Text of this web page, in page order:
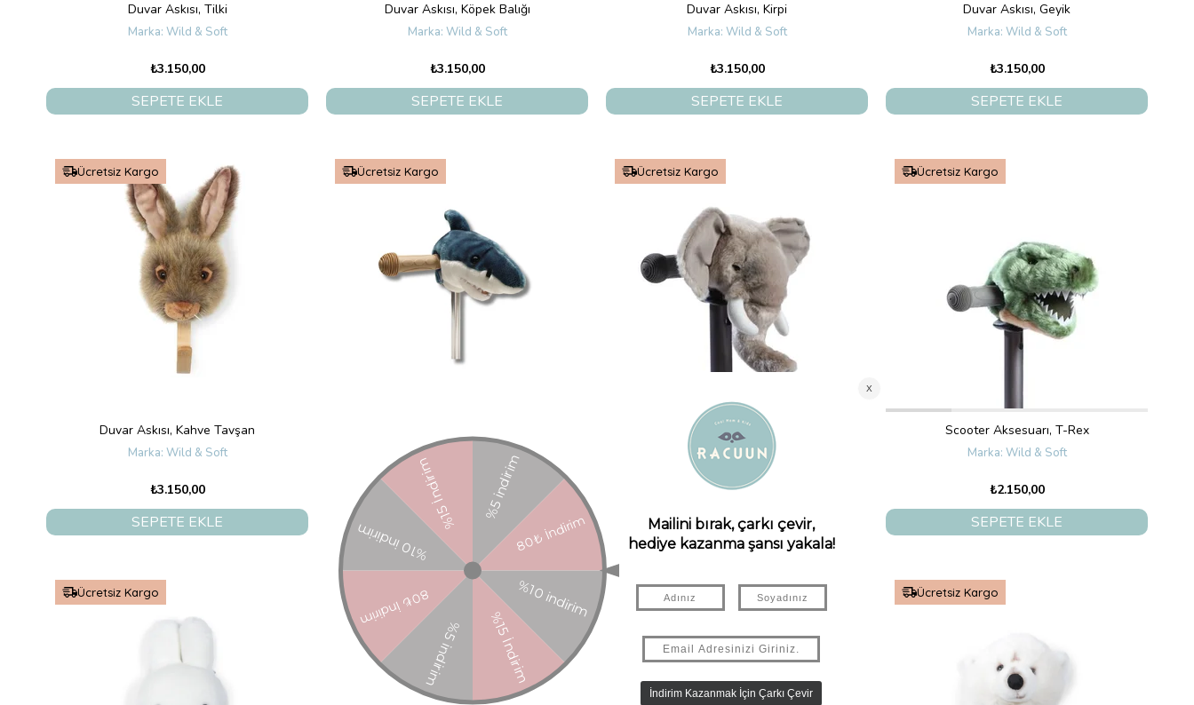
Duvar Askısı, Tilki
Wild & Soft
₺3.150,00
SEPETE EKLE
Duvar Askısı, Köpek Balığı
Wild & Soft
₺3.150,00
SEPETE EKLE
Duvar Askısı, Kirpi
Wild & Soft
₺3.150,00
SEPETE EKLE
Duvar Askısı, Geyik
Wild & Soft
₺3.150,00
SEPETE EKLE
Duvar Askısı, Kahve Tavşan
Wild & Soft
₺3.150,00
SEPETE EKLE
Ücretsiz Kargo
₺2.150,00
SEPETE EKLE
Ücretsiz Kargo
Scooter Aksesuarı, Fil
Wild & Soft
₺2.150,00
SEPETE EKLE
Ücretsiz Kargo
Scooter Aksesuarı, T-Rex
Wild & Soft
₺2.150,00
SEPETE EKLE
Ücretsiz Kargo
Ücretsiz Kargo Ücretsiz Kargo Ücretsiz Kargo Ücretsiz Kargo